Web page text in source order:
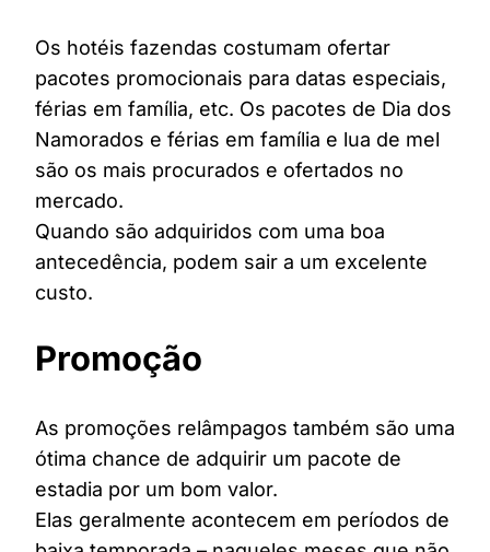
Os hotéis fazendas costumam ofertar
pacotes promocionais para datas especiais,
férias em família, etc. Os pacotes de Dia dos
Namorados e férias em família e lua de mel
são os mais procurados e ofertados no
mercado.
Quando são adquiridos com uma boa
antecedência, podem sair a um excelente
custo.
Promoção
As promoções relâmpagos também são uma
ótima chance de adquirir um pacote de
estadia por um bom valor.
Elas geralmente acontecem em períodos de